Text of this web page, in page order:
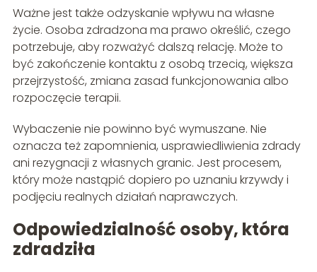
Ważne jest także odzyskanie wpływu na własne
życie. Osoba zdradzona ma prawo określić, czego
potrzebuje, aby rozważyć dalszą relację. Może to
być zakończenie kontaktu z osobą trzecią, większa
przejrzystość, zmiana zasad funkcjonowania albo
rozpoczęcie terapii.
Wybaczenie nie powinno być wymuszane. Nie
oznacza też zapomnienia, usprawiedliwienia zdrady
ani rezygnacji z własnych granic. Jest procesem,
który może nastąpić dopiero po uznaniu krzywdy i
podjęciu realnych działań naprawczych.
Odpowiedzialność osoby, która
zdradziła